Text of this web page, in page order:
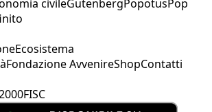
civileGutenbergPopotusPop
Ecosistema
Fondazione AvvenireShopContatti
FISC